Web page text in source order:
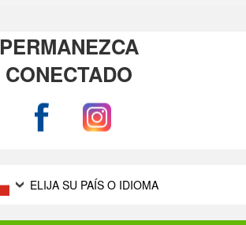
PERMANEZCA
CONECTADO
ELIJA SU PAÍS O IDIOMA